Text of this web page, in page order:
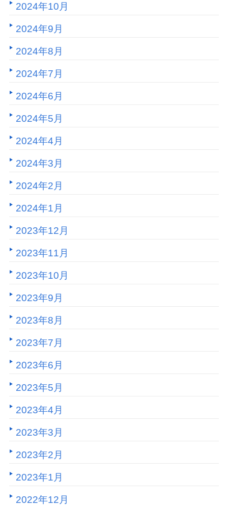
2024年10月
2024年9月
2024年8月
2024年7月
2024年6月
2024年5月
2024年4月
2024年3月
2024年2月
2024年1月
2023年12月
2023年11月
2023年10月
2023年9月
2023年8月
2023年7月
2023年6月
2023年5月
2023年4月
2023年3月
2023年2月
2023年1月
2022年12月